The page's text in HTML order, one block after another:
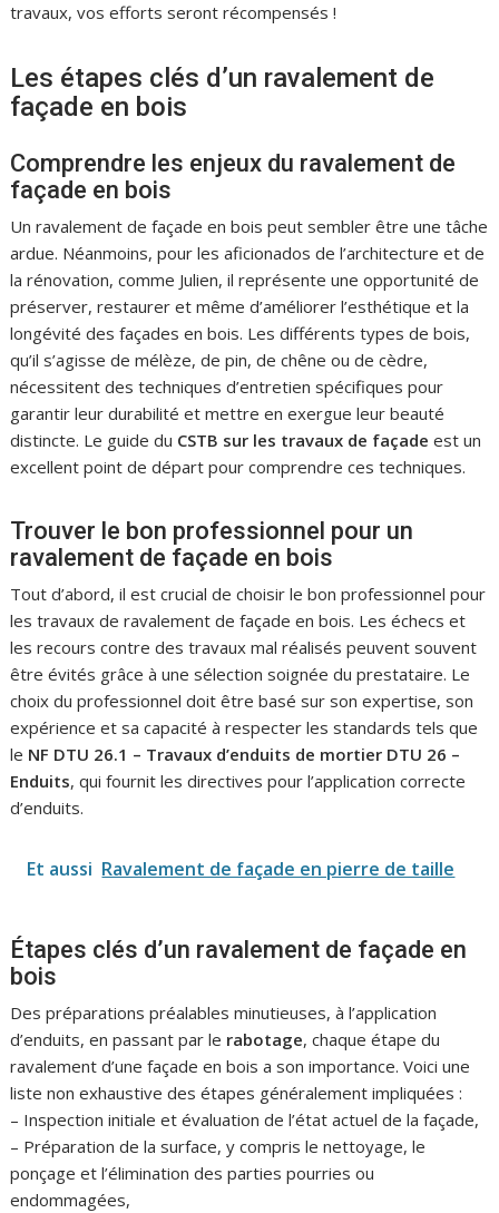
travaux, vos efforts seront récompensés !
Les étapes clés d’un ravalement de
façade en bois
Comprendre les enjeux du ravalement de
façade en bois
Un ravalement de façade en bois peut sembler être une tâche
ardue. Néanmoins, pour les aficionados de l’architecture et de
la rénovation, comme Julien, il représente une opportunité de
préserver, restaurer et même d’améliorer l’esthétique et la
longévité des façades en bois. Les différents types de bois,
qu’il s’agisse de mélèze, de pin, de chêne ou de cèdre,
nécessitent des techniques d’entretien spécifiques pour
garantir leur durabilité et mettre en exergue leur beauté
distincte. Le guide du CSTB sur les travaux de façade est un
excellent point de départ pour comprendre ces techniques.
Trouver le bon professionnel pour un
ravalement de façade en bois
Tout d’abord, il est crucial de choisir le bon professionnel pour
les travaux de ravalement de façade en bois. Les échecs et
les recours contre des travaux mal réalisés peuvent souvent
être évités grâce à une sélection soignée du prestataire. Le
choix du professionnel doit être basé sur son expertise, son
expérience et sa capacité à respecter les standards tels que
le NF DTU 26.1 – Travaux d’enduits de mortier DTU 26 –
Enduits, qui fournit les directives pour l’application correcte
d’enduits.
Et aussi Ravalement de façade en pierre de taille
Étapes clés d’un ravalement de façade en
bois
Des préparations préalables minutieuses, à l’application
d’enduits, en passant par le rabotage, chaque étape du
ravalement d’une façade en bois a son importance. Voici une
liste non exhaustive des étapes généralement impliquées :
– Inspection initiale et évaluation de l’état actuel de la façade,
– Préparation de la surface, y compris le nettoyage, le
ponçage et l’élimination des parties pourries ou
endommagées,